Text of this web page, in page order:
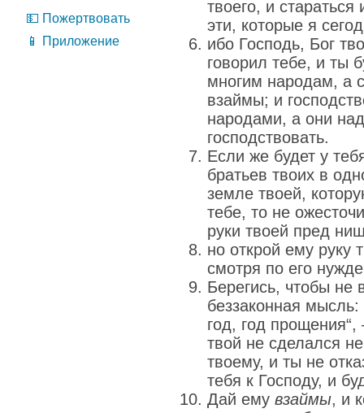
💵 Пожертвовать
📱 Приложение
твоего, и
эти, которые я
ибо Господь, Бог
говорил тебе, и ты
многим народам, а
взаймы; и
народами, а они
господствовать.
Если же будет у
братьев твоих в
земле твоей,
тебе, то не
руки твоей пред
но открой ему
смотря по его
Берегись, чтобы не
беззаконная
год, год
твой не сделался
твоему, и ты не
тебя к Господу, и
Дай ему взаймы, и